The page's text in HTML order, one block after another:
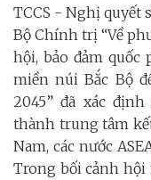
TCCS - Nghị quyết
Bộ Chính trị “Về
hội, bảo đảm
miền núi Bắc Bộ
2045” đã xác
thành trung tâm
Nam, các nước
Trong bối cảnh hội